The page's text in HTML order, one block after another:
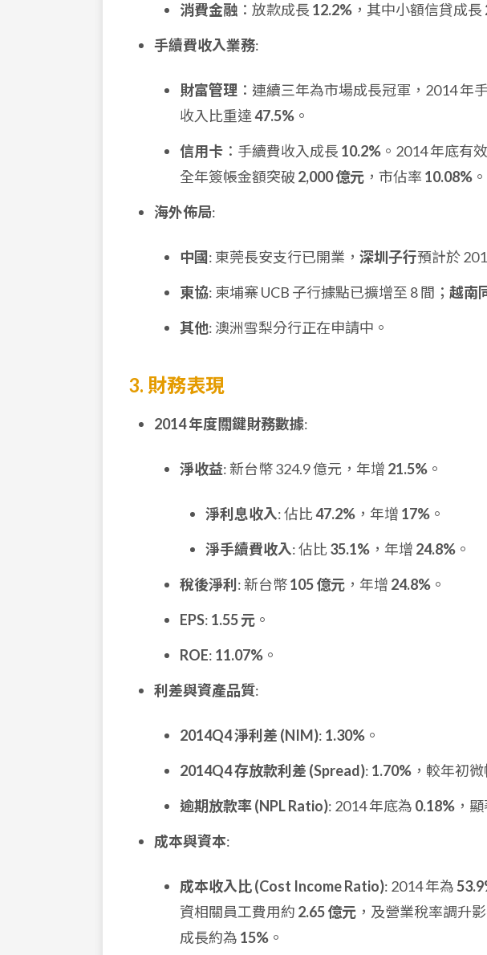
消費金融 ：放款成長 12.2% ，其中小額信貸成長
手續費收入業務:
財富管理 ：連續三年為市場成長冠軍，2014 年
收入比重達47.5% 。
信用卡 ：手續費收入成長 10.2% 。2014 年底有
全年簽帳金額突破 2,000 億元 ，市佔率 10.08% 。
海外佈局:
中國 : 東莞長安支行已開業， 深圳子行預計於
東協: 柬埔寨 UCB 子行據點已擴增至 8 間； 越南
其他: 澳洲雪梨分行正在申請中。
3. 財務表現
2014 年度關鍵財務數據:
淨收益: 新台幣 324.9 億元，年增 21.5% 。
淨利息收入: 佔比47.2% ，年增 17% 。
淨手續費收入: 佔比35.1% ，年增 24.8% 。
稅後淨利 : 新台幣105 億元 ，年增 24.8% 。
EPS: 1.55 元 。
ROE: 11.07% 。
利差與資產品質:
2014Q4 淨利差 (NIM): 1.30% 。
2014Q4 存放款利差 (Spread): 1.70% ，較年初
逾期放款率 (NPL Ratio): 2014 年底為 0.18% ，
成本與資本:
成本收入比 (Cost Income Ratio): 2014 年為
資相關員工費用約 2.65 億元 ，及營業稅率調升
成長約為 15% 。